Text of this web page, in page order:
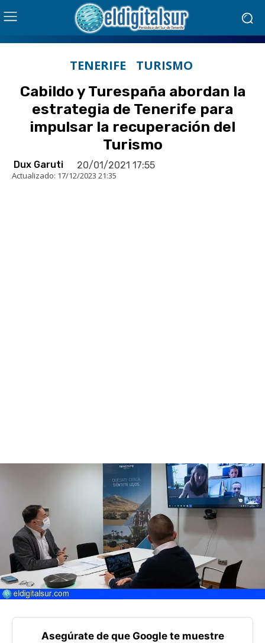
TENERIFE TURISMO
Cabildo y Turespaña abordan la
estrategia de Tenerife para
impulsar la recuperación del
Turismo
Dux Garuti 20/01/2021 17:55
Actualizado: 17/12/2023 21:35
Asegúrate de que Google te muestre